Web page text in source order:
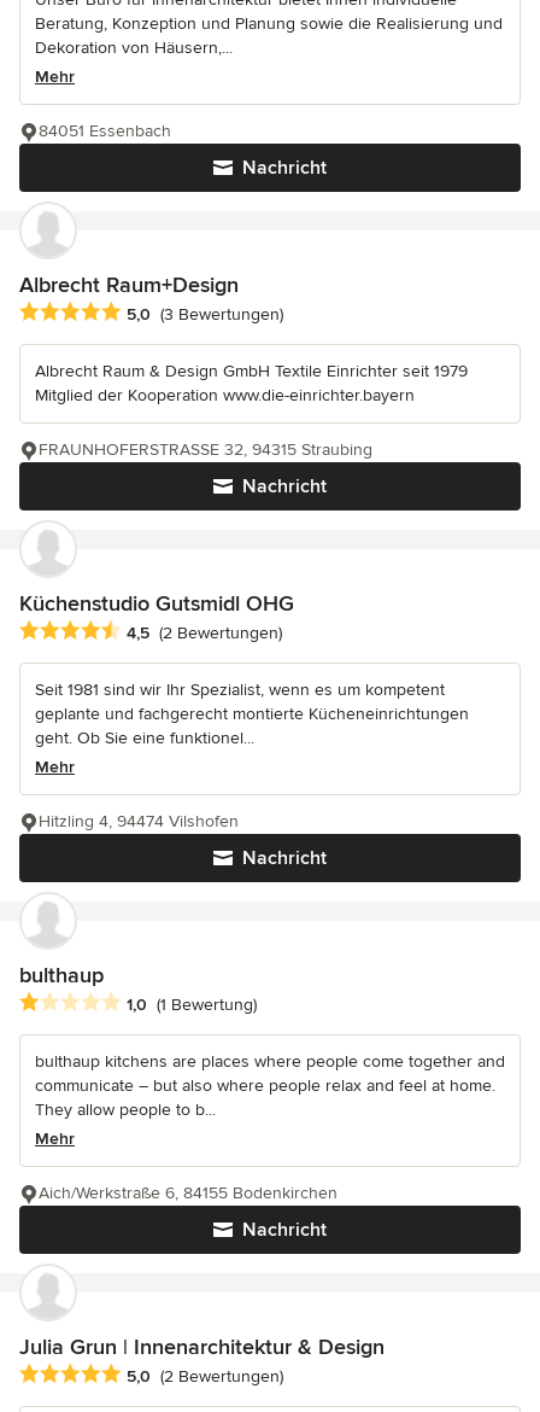
Beratung, Konzeption und Planung sowie die Realisierung und
Dekoration von Häusern,...
Mehr
Nachricht
84051 Essenbach
Albrecht Raum+Design
Durchschnittliche Bewertung: 5 von 5 Sternen
5,0 (3 Bewertungen)
Albrecht Raum & Design GmbH Textile Einrichter seit 1979
Mitglied der Kooperation www.die-einrichter.bayern
Nachricht
FRAUNHOFERSTRASSE 32, 94315 Straubing
Küchenstudio Gutsmidl OHG
Durchschnittliche Bewertung: 4.5 von 5 Sternen
4,5 (2 Bewertungen)
Seit 1981 sind wir Ihr Spezialist, wenn es um kompetent
geplante und fachgerecht montierte Kücheneinrichtungen
geht. Ob Sie eine funktionel...
Mehr
Nachricht
Hitzling 4, 94474 Vilshofen
bulthaup
Durchschnittliche Bewertung: 1 von 5 Sternen
1,0 (1 Bewertung)
bulthaup kitchens are places where people come together and
communicate – but also where people relax and feel at home.
They allow people to b...
Mehr
Nachricht
Aich/Werkstraße 6, 84155 Bodenkirchen
Julia Grun | Innenarchitektur & Design
Durchschnittliche Bewertung: 5 von 5 Sternen
5,0 (2 Bewertungen)